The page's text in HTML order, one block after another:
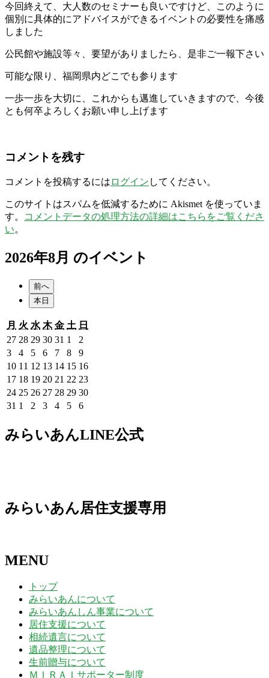
今回終えて、大人数のセミナーも良いですけど、このように
個別に具体的にアドバイスができるイベントの必要性を痛感
しました
公民館や施設等々、要望がありましたら、是非ご一報下さい
可能な限り、福岡県内どこでも参ります
一歩一歩を大切に、これからも邁進していきますので、今後
とも何卒よろしくお願い申し上げます
コメントを残す
コメントを投稿するには ログイン してください。
このサイトはスパムを低減するために Akismet を使っていま
す。
コメントデータの処理方法の詳細はこちらをご覧くださ
い。
2026年8月 のイベント
前へ
本日
月 月
曜
日
火 火
曜
日
水 水
曜
日
木木
曜
日
金金
曜
日
土 土
曜
日
日
272026
年
7
月
27
日
282026
年
7
月
28
日
292026
年
7
月
29
日
302026
年
7
月
30
日
31 2026
年
7
月
31
日
1
2026
年
8
月
1
日
2
年
8
月
2
日
32026
年
8
月
3
日
42026
年
8
月
4
日
52026
年
8
月
5
日
62026
年
8
月
6
日
72026
年
8
月
7
日
82026
年
8
月
8
日
92026
年
8
月
9
日
102026
年
8
月
10
11 2026
年
8
月
11
12 2026
年
8
月
12
132026
年
8
月
13
142026
年
8
月
14
152026
年
8
月
15
162026
8
172026
年
8
日
182026
年
8
日
192026
年
8
日
202026
年
日
21 2026
年
8
日
22 2026
年
8
日
232026
年
日
242026
年
月
24
252026
年
25
262026
年
26
272026
年
月
27
282026
年
月
28
292026
年
29
302026
30
31 2026
月
1
2026
9
月
2 2026
9
月
32026
月
42026
9
月
52026
9
月
62026
9
月
みらいあんLINE公式
みらいあん居住支援専用
MENU
トップ
みらいあんについて
みらいあんしん事業について
居住支援について
相続遺言について
遺品整理について
生前贈与について
ＭＩＲＡＩサポーター制度